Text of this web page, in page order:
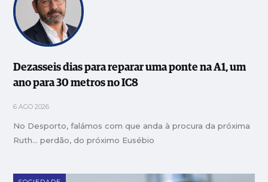
Dezasseis dias para reparar uma ponte na A1, um
ano para 30 metros no IC8
6 AGO 2026
No Desporto, falámos com que anda à procura da próxima
Ruth… perdão, do próximo Eusébio